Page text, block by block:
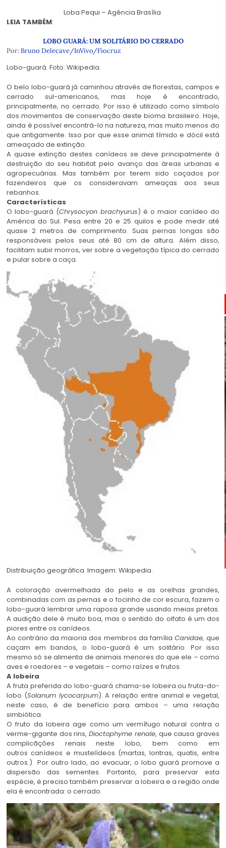
Loba Pequi – Agência Brasília
LEIA TAMBÉM:
LOBO GUARÁ: UM SOLITÁRIO DO CERRADO
Por:Bruno Delecave/InVivo/Fiocruz
Lobo-guará. Foto: Wikipedia.
O belo lobo-guará já caminhou através de florestas, campos e
cerrado sul-americanos, mas hoje é encontrado,
principalmente, no cerrado. Por isso é utilizado como símbolo
dos movimentos de conservação deste bioma brasileiro. Hoje,
ainda é possível encontrá-lo na natureza, mas muito menos do
que antigamente. Isso por que esse animal tímido e dócil está
ameaçado de extinção.
A quase extinção destes canídeos se deve principalmente à
destruição do seu habitat pelo avanço das áreas urbanas e
agropecuárias. Mas também por terem sido caçados por
fazendeiros que os consideravam ameaças aos seus
rebanhos.
Características
O lobo-guará (Chrysocyon brachyurus) é o maior canídeo do
América do Sul. Pesa entre 20 e 25 quilos e pode medir até
quase 2 metros de comprimento. Suas pernas longas são
responsáveis pelos seus até 80 cm de altura. Além disso,
facilitam subir morros, ver sobre a vegetação típica do cerrado
e pular sobre a caça.
Distribuição geográfica. Imagem: Wikipedia.
A coloração avermelhada do pelo e as orelhas grandes,
combinadas com as pernas e o focinho de cor escura, fazem o
lobo-guará lembrar uma raposa grande usando meias pretas.
A audição dele é muito boa, mas o sentido do olfato é um dos
piores entre os canídeos.
Ao contrário da maioria dos membros da família Canidae, que
caçam em bandos, o lobo-guará é um solitário. Por isso
mesmo só se alimenta de animais menores do que ele – como
aves e roedores – e vegetais – como raízes e frutos.
A lobeira
A fruta preferida do lobo-guará chama-se lobeira ou fruta-do-
lobo (Solanum lycocarpum). A relação entre animal e vegetal,
neste caso, é de benefício para ambos – uma relação
simbiótica.
O fruto da lobeira age como um vermífugo natural contra o
verme-gigante dos rins,Dioctophyme renale, que causa graves
complicãções renais neste lobo, bem como em
outros canídeos e mustelídeos (martas, lontras, quatis, entre
outros.) Por outro lado, ao evacuar, o lobo guará promove a
dispersão das sementes. Portanto, para preservar esta
espécie, é preciso também preservar a lobeira e a região onde
ela é encontrada: o cerrado.